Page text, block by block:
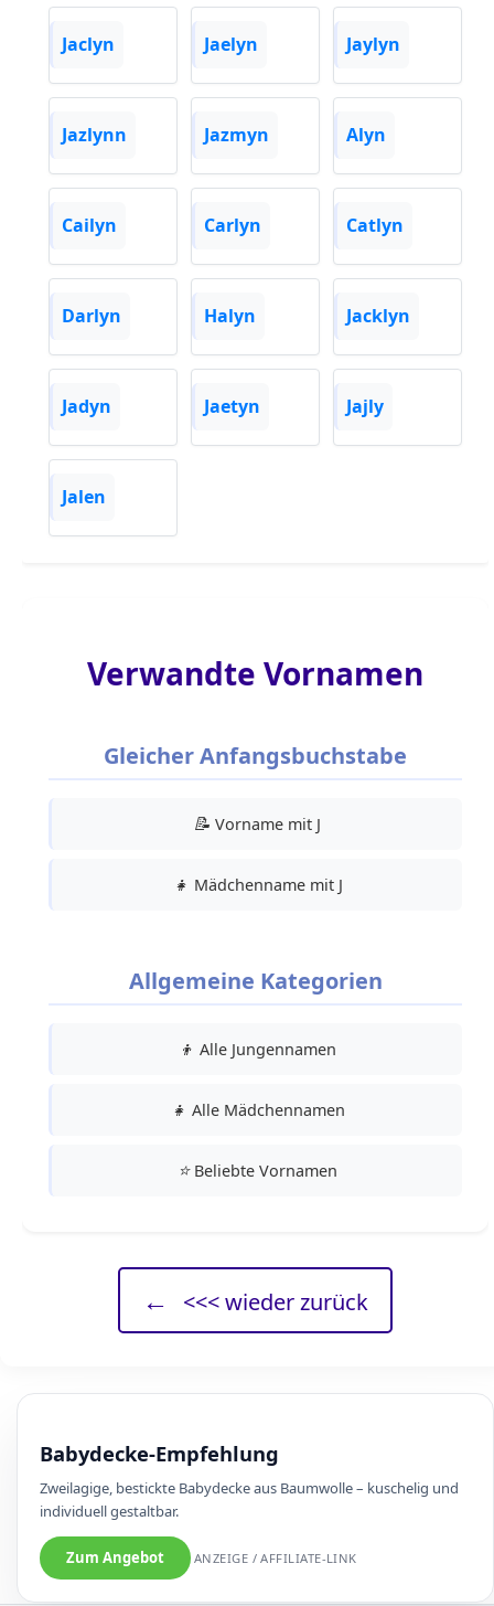
Jaclyn Jaelyn Jaylyn
Jazlynn Jazmyn Alyn
Cailyn Carlyn Catlyn
Darlyn Halyn Jacklyn
Jadyn Jaetyn Jajly
Jalen
Verwandte Vornamen
Gleicher Anfangsbuchstabe
📝 Vorname mit J
👧 Mädchenname mit J
Allgemeine Kategorien
👦 Alle Jungennamen
👧 Alle Mädchennamen
⭐Beliebte Vornamen
← <<< wieder zurück
Babydecke-Empfehlung
Zweilagige, bestickte Babydecke aus Baumwolle – kuschelig und
individuell gestaltbar.
Zum Angebot ANZEIGE / AFFILIATE-LINK